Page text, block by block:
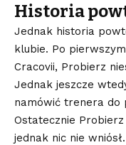
Historia
Jednak historia
klubie. Po
Cracovii, Probierz
Jednak jeszcze
namówić trenera do
Ostatecznie
jednak nic nie